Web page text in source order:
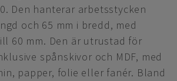
Den hanterar arbetsstycken
och 65 mm i bredd, med
60 mm. Den är utrustad för
spånskivor och MDF, med
papper, folie eller fanér. Bland